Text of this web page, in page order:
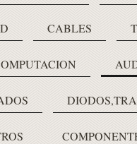
CABLES